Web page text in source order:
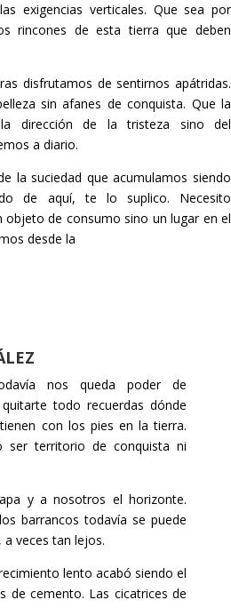
exigencias verticales. Que sea por
rincones de estatierra que deben
disfrutamos de sentirnos apátridas.
sin afanes de conquista. Que la
dirección de la tristeza sino del
a diario.
la suciedad que acumulamos siendo
de aquí, te lo suplico. Necesito
objeto de consumo sino un lugar en el
desde la
nos queda poder de
todo recuerdas dónde
con los pies en la tierra.
ser territorio de conquista ni
y a nosotros el horizonte.
barrancos todavía se puede
a veces tan lejos.
lento acabó siendo el
de cemento. Las cicatrices de